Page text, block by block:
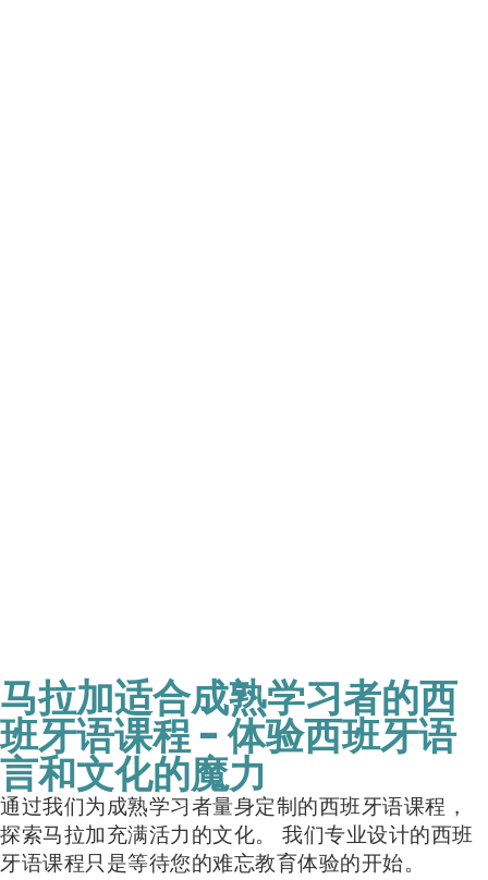
马拉加适合成熟学习者的西
班牙语课程 - 体验西班牙语
言和文化的魔力
通过我们为成熟学习者量身定制的西班牙语课程，
探索马拉加充满活力的文化。 我们专业设计的西班
牙语课程只是等待您的难忘教育体验的开始。